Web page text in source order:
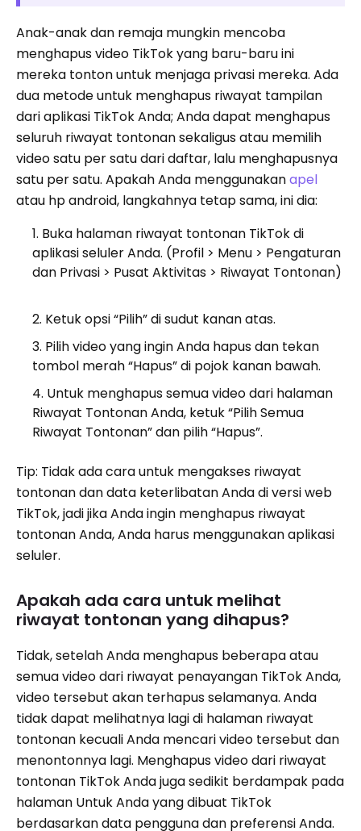
Anak-anak dan remaja mungkin mencoba
menghapus video TikTok yang baru-baru ini
mereka tonton untuk menjaga privasi mereka. Ada
dua metode untuk menghapus riwayat tampilan
dari aplikasi TikTok Anda; Anda dapat menghapus
seluruh riwayat tontonan sekaligus atau memilih
video satu per satu dari daftar, lalu menghapusnya
satu per satu. Apakah Anda menggunakanapel
atau hp android, langkahnya tetap sama, ini dia:
Buka halaman riwayat tontonan TikTok di
aplikasi seluler Anda. (Profil > Menu > Pengaturan
dan Privasi > Pusat Aktivitas > Riwayat Tontonan)
Ketuk opsi “Pilih” di sudut kanan atas.
Pilih video yang ingin Anda hapus dan tekan
tombol merah “Hapus” di pojok kanan bawah.
Untuk menghapus semua video dari halaman
Riwayat Tontonan Anda, ketuk “Pilih Semua
Riwayat Tontonan” dan pilih “Hapus”.
Tip: Tidak ada cara untuk mengakses riwayat
tontonan dan data keterlibatan Anda di versi web
TikTok, jadi jika Anda ingin menghapus riwayat
tontonan Anda, Anda harus menggunakan aplikasi
seluler.
Apakah ada cara untuk melihat
riwayat tontonan yang dihapus?
Tidak, setelah Anda menghapus beberapa atau
semua video dari riwayat penayangan TikTok Anda,
video tersebut akan terhapus selamanya. Anda
tidak dapat melihatnya lagi di halaman riwayat
tontonan kecuali Anda mencari video tersebut dan
menontonnya lagi. Menghapus video dari riwayat
tontonan TikTok Anda juga sedikit berdampak pada
halaman Untuk Anda yang dibuat TikTok
berdasarkan data pengguna dan preferensi Anda.